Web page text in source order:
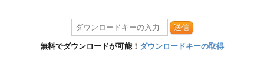
送信
無料でダウンロードが可能！ ダウンロードキーの取得